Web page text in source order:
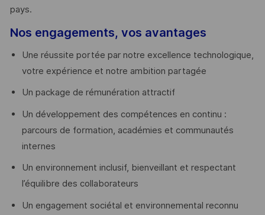
pays. ​
Nos engagements, vos avantages
Une réussite portée par notre excellence technologique,
votre expérience et notre ambition partagée
Un package de rémunération attractif
Un développement des compétences en continu :
parcours de formation, académies et communautés
internes
Un environnement inclusif, bienveillant et respectant
l’équilibre des collaborateurs
Un engagement sociétal et environnemental reconnu